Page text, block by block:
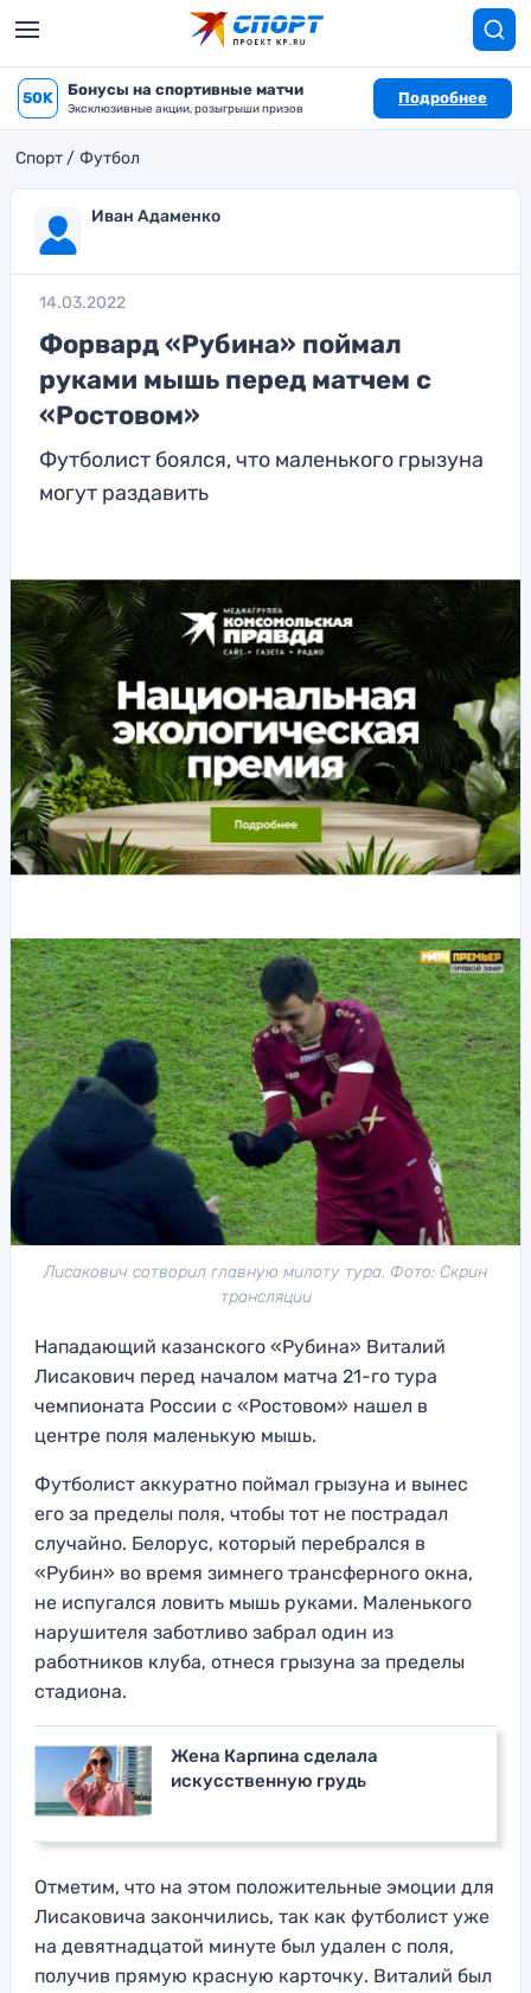
50K Бонусы на спортивные матчи
Эксклюзивные акции, розыгрыши призов
Подробнее
Спорт Футбол
Иван Адаменко
14.03.2022
Форвард «Рубина» поймал
руками мышь перед матчем с
«Ростовом»
Футболист боялся, что маленького грызуна
могут раздавить
Лисакович сотворил главную милоту тура. Фото: Скрин
трансляции
Нападающий казанского «Рубина» Виталий
Лисакович перед началом матча 21-го тура
чемпионата России с «Ростовом» нашел в
центре поля маленькую мышь.
Футболист аккуратно поймал грызуна и вынес
его за пределы поля, чтобы тот не пострадал
случайно. Белорус, который перебрался в
«Рубин» во время зимнего трансферного окна,
не испугался ловить мышь руками. Маленького
нарушителя заботливо забрал один из
работников клуба, отнеся грызуна за пределы
стадиона.
Жена Карпина сделала
искусственную грудь
Отметим, что на этом положительные эмоции для
Лисаковича закончились, так как футболист уже
на девятнадцатой минуте был удален с поля,
получив прямую красную карточку. Виталий был